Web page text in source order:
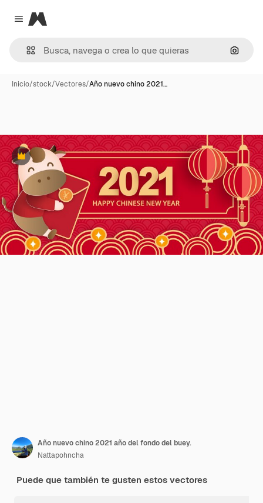
Close menu
Magnific
Inicio/stock/Vectores/Año nuevo chino 2021…
Premium
Año nuevo chino 2021 año del fondo del buey.
Nattapohncha
Puede que también te gusten estos vectores